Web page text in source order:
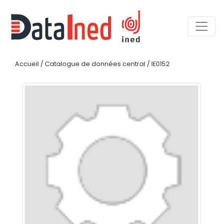
Accueil / Catalogue de données central / IE0152